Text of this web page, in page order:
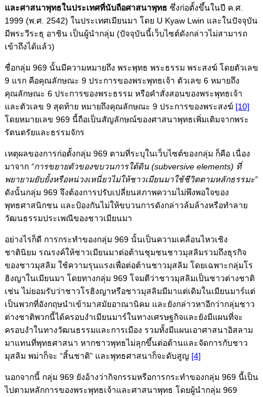
และศาสนาพุทธในประเทศที่นับถือศาสนาพุทธ ซึ่งก่อตั้งขึ้นในปี ค.ศ.
1999 (พ.ศ. 2542) ในประเทศเมียนมา โดย U Kyaw Lwin และในปัจจุบัน
มีพระวีระธุ อาชิน เป็นผู้นำกลุ่ม (ปัจจุบันนี้เว็บไซต์ดังกล่าวไม่สามารถ
เข้าถึงได้แล้ว)
ชื่อกลุ่ม 969 นั้นมีความหมายถึง พระพุทธ พระธรรม พระสงฆ์ โดยตัวเลข
9 แรก คือคุณลักษณะ 9 ประการของพระพุทธเจ้า ตัวเลข 6 หมายถึง
คุณลักษณะ 6 ประการของพระธรรม หรือคำสั่งสอนของพระพุทธเจ้า
และตัวเลข 9 สุดท้าย หมายถึงคุณลักษณะ 9 ประการของพระสงฆ์ [10]
โดยหมายเลข 969 นี้ถือเป็นสัญลักษณ์ของศาสนาพุทธเพิ่มเติมจากพระ
รัตนตรัยและธรรมจักร
เหตุผลของการก่อตั้งกลุ่ม 969 ตามที่ระบุในเว็บไซต์ของกลุ่ม ก็คือ เนื่อง
มาจาก “การ­ขยายตัวของขบวนการใต้ดิน (subversive elements) ที่
พยายามยับยั้งหรือหน่วงเหนี่ยวไม่ให้ชาวเมียนมาใช้ชีวิตตามหลักธรรมะ”
ดังนั้นกลุ่ม 969 จึงต้องการปรับเปลี่ยนสภาพความไม่พึงพอใจของ
พุทธศาสนิกชน และป้องกันไม่ให้ขบวนการดังกล่าวล้มล้างหรือทำลาย
วัฒนธรรมประเพณีของชาวเมียนมา
อย่างไรก็ดี การกระทำของกลุ่ม 969 นั้นเป็นความเคลื่อนไหวเชิง
ชาตินิยม รณรงค์ให้ชาวเมียนมาต่อต้านชุมชนชาวมุสลิมรวมถึงธุรกิจ
ของชาวมุสลิม ใช้ความรุนแรงเพื่อต่อต้านชาวมุสลิม โดยเฉพาะกลุ่มโร
ฮิงญาในเมียนมา โดยทางกลุ่ม 969 โจมตีว่าชาวมุสลิมเป็นชาวต่างชาติ
เช่น ไม่ยอมรับว่าชาวโรฮิงญาหรือชาวมุสลิมมีมาแต่เดิมในเมียนมาร์แต่
เป็นพวกที่อังกฤษนำเข้ามาสมัยอาณานิคม และยังกล่าวหาอีกว่ากลุ่มชาว
ต่างชาติพวกนี้ได้ครอบงำเมียนมาร์ในทางเศรษฐกิจและยังมีแผนที่จะ
ครอบงำในทางวัฒนธรรมและการเมือง รวมทั้งมีแผนเอาศาสนาอิสลาม
มาแทนที่พุทธศาสนา หากชาวพุทธไม่ลุกขึ้นต่อต้านและจัดการกับชาว
มุสลิม พม่าก็จะ “สิ้นชาติ” และพุทธศาสนาก็จะดับสูญ [4]
นอกจากนี้ กลุ่ม 969 ยังอ้างว่ากิจกรรมหรือการกระทำของกลุ่ม 969 นี้เป็น
ไปตามหลักการของพระพุทธเจ้าและศาสนาพุทธ โดยผู้นำกลุ่ม 969